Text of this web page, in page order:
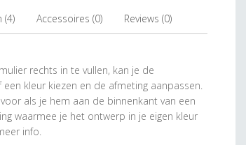
(4) Accessoires (0) Reviews (0)
rechts in te vullen, kan je de
kleur kiezen en de afmeting aanpassen.
als je hem aan de binnenkant van een
waarmee je het ontwerp in je eigen kleur
info.